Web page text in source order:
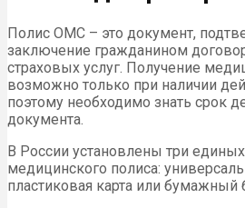
Полис ОМС – это документ,
заключение гражданином
страховых услуг. Получение
возможно только при наличии
поэтому необходимо знать срок
документа.
В России установлены три
медицинского полиса:
пластиковая карта или бумажный